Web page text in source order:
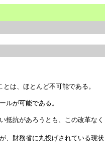
は、ほとんど不可能である。
ルが可能である。
抵抗があろうとも、この改革なく
、財務省に丸投げされている現状